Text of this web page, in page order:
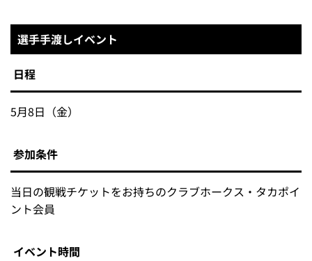
選手手渡しイベント
日程
5月8日（金）
参加条件
当日の観戦チケットをお持ちのクラブホークス・タカポイ
ント会員
イベント時間